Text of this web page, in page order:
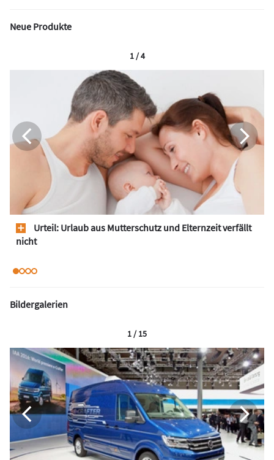
Neue Produkte
Urteil: Urlaub aus Mutterschutz und Elternzeit verfällt
nicht
1 / 4
Bildergalerien
1 / 15